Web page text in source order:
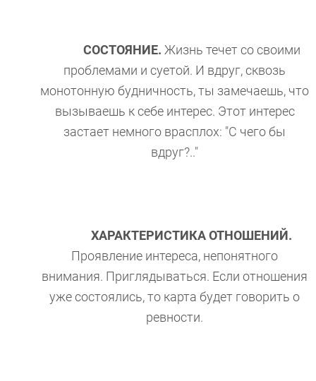
СОСТОЯНИЕ. Жизнь течет со своими
проблемами и суетой. И вдруг, сквозь
монотонную будничность, ты замечаешь, что
вызываешь к себе интерес. Этот интерес
застает немного врасплох: "С чего бы
вдруг?.."
ХАРАКТЕРИСТИКА ОТНОШЕНИЙ.
Проявление интереса, непонятного
внимания. Приглядываться. Если отношения
уже состоялись, то карта будет говорить о
ревности.